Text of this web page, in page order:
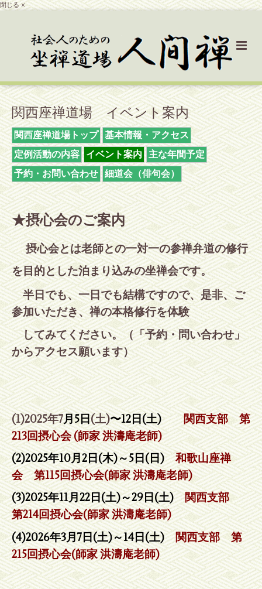
閉じる ×
関西座禅道場 イベント案内
関西座禅道場トップ 基本情報・アクセス
定例活動の内容 イベント案内 主な年間予定
予約・お問い合わせ 細道会（俳句会）
★摂心会のご案内
摂心会とは老師との一対一の参禅弁道の修行
を目的とした泊まり込みの坐禅会です。
半日でも、一日でも結構ですので、是非、ご
参加いただき、禅の本格修行を体験
してみてください。（「予約・問い合わせ」
からアクセス願います）
(1)2025年7月5日(土)〜12日(土)関西支部 第
213回摂心会 (師家 洪濤庵老師)
(2)2025年10月2日(木)～5日(日)
和歌山座禅
会 第115回摂心会(師家 洪濤庵老師)
(3)2025年11月22日(土)～29日(土)関西支部
第214回摂心会(師家 洪濤庵老師)
(4)2026年3月7日(土)～14日(土)関西支部 第
215回摂心会(師家 洪濤庵老師)